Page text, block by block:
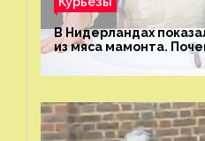
В Нидерландах
из мяса мамонта.